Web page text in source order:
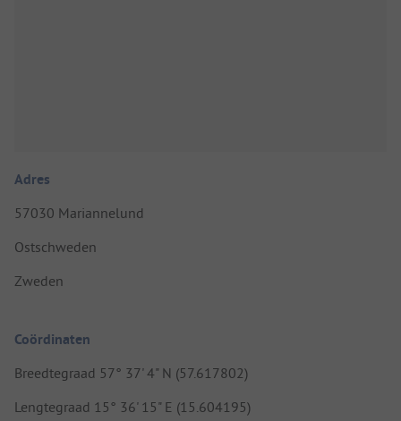
Adres
57030 Mariannelund
Ostschweden
Zweden
Coördinaten
Breedtegraad 57° 37' 4" N (57.617802)
Lengtegraad 15° 36' 15" E (15.604195)